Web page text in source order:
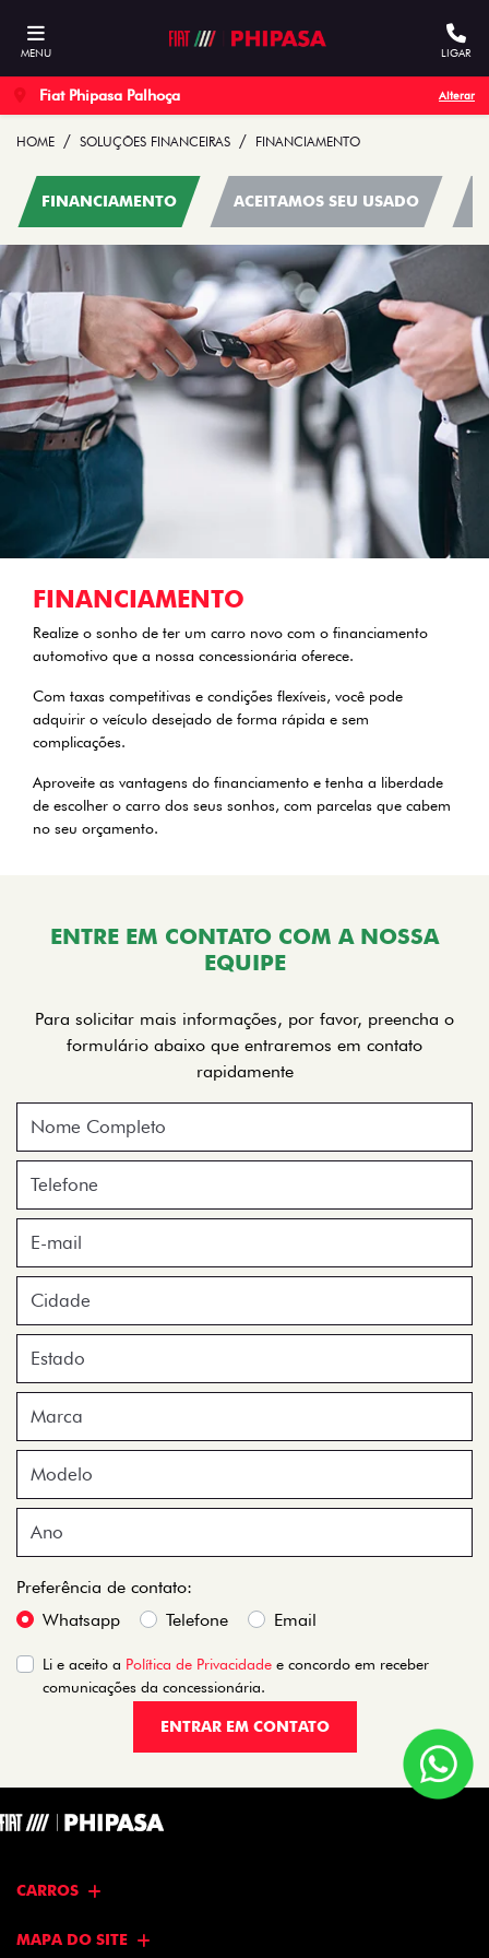
MENU LIGAR
Fiat Phipasa Palhoça Alterar
HOME SOLUÇÕES FINANCEIRAS FINANCIAMENTO
ACEITAMOS SEU USADO
FINANCIAMENTO
FINANCIAMENTO
Realize o sonho de ter um carro novo com o financiamento
automotivo que a nossa concessionária oferece.
Com taxas competitivas e condições flexíveis, você pode
adquirir o veículo desejado de forma rápida e sem
complicações.
Aproveite as vantagens do financiamento e tenha a liberdade
de escolher o carro dos seus sonhos, com parcelas que cabem
no seu orçamento.
ENTRE EM CONTATO COM A NOSSA
EQUIPE
Para solicitar mais informações, por favor, preencha o
formulário abaixo que entraremos em contato
rapidamente
Preferência de contato:
Whatsapp
Telefone Email
Li e aceito a Política de Privacidade e concordo em receber
comunicações da concessionária.
ENTRAR EM CONTATO
CARROS
MAPA DO SITE